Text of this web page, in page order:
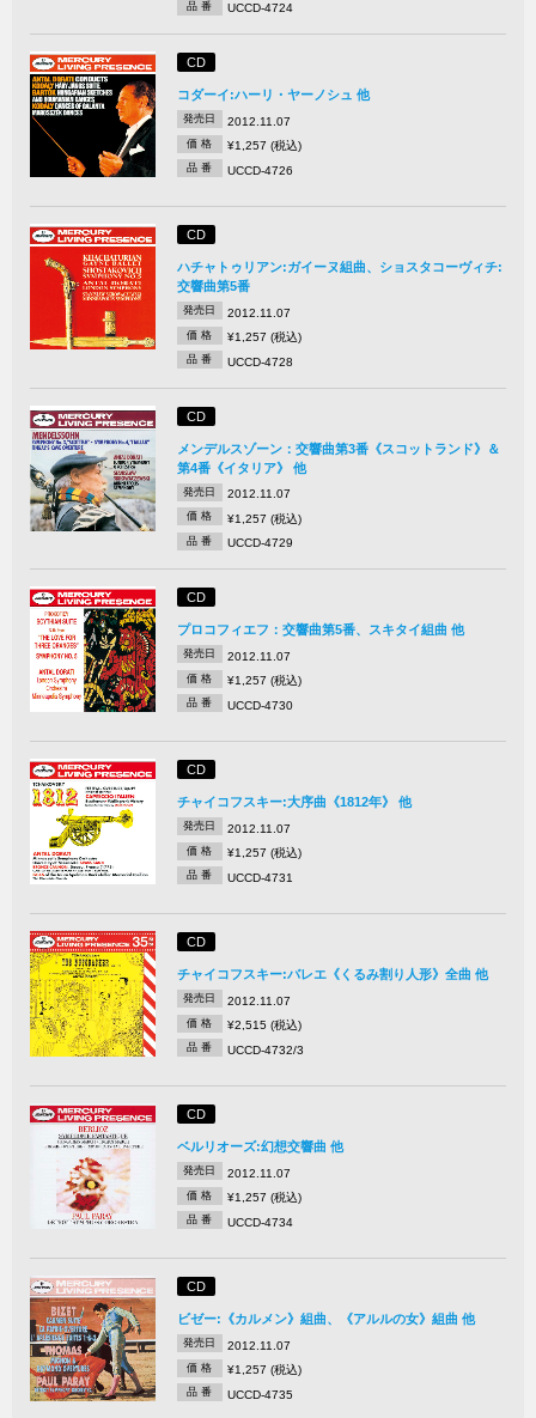
品 番 UCCD-4724
CD
コダーイ:ハーリ・ヤーノシュ 他
発売日 2012.11.07
価 格 ¥1,257 (税込)
品 番 UCCD-4726
CD
ハチャトゥリアン:ガイーヌ組曲、ショスタコーヴィチ:
交響曲第5番
発売日 2012.11.07
価 格 ¥1,257 (税込)
品 番 UCCD-4728
CD
メンデルスゾーン：交響曲第3番《スコットランド》＆
第4番《イタリア》 他
発売日 2012.11.07
価 格 ¥1,257 (税込)
品 番 UCCD-4729
CD
プロコフィエフ：交響曲第5番、スキタイ組曲 他
発売日 2012.11.07
価 格 ¥1,257 (税込)
品 番 UCCD-4730
CD
チャイコフスキー:大序曲《1812年》 他
発売日 2012.11.07
価 格 ¥1,257 (税込)
品 番 UCCD-4731
CD
チャイコフスキー:バレエ《くるみ割り人形》全曲 他
発売日 2012.11.07
価 格 ¥2,515 (税込)
品 番 UCCD-4732/3
CD
ベルリオーズ:幻想交響曲 他
発売日 2012.11.07
価 格 ¥1,257 (税込)
品 番 UCCD-4734
CD
ビゼー:《カルメン》組曲、《アルルの女》組曲 他
発売日 2012.11.07
価 格 ¥1,257 (税込)
品 番 UCCD-4735